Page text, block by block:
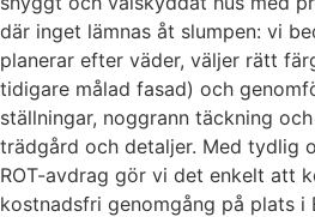
där inget lämnas åt slumpen: vi
planerar efter väder, väljer rätt
tidigare målad fasad) och
ställningar, noggrann täckning
trädgård och detaljer. Med tydlig
ROT-avdrag gör vi det enkelt att
kostnadsfri genomgång på plats i